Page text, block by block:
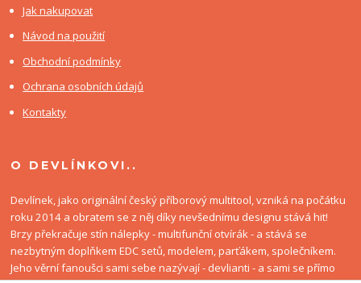
Jak nakupovat
Návod na použití
Obchodní podmínky
Ochrana osobních údajů
Kontakty
O DEVLÍNKOVI..
Devlínek, jako originální český příborový multitool, vzniká na počátku
roku 2014 a obratem se z něj díky nevšednímu designu stává hit!
Brzy překračuje stín nálepky - multifunční otvírák - a stává se
nezbytným doplňkem EDC setů, modelem, parťákem, společníkem.
Jeho věrní fanoušci sami sebe nazývají - devlianti - a sami se přímo